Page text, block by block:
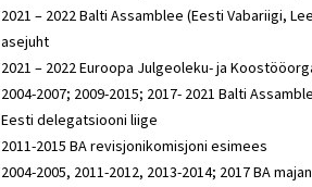
2021 – 2022 Balti Assamblee (Eesti Vabariigi,
asejuht
2021 – 2022Euroopa Julgeoleku- ja
2004-2007; 2009-2015; 2017- 2021 Balti
Eesti delegatsiooni liige
2011-2015 BA revisjonikomisjoni esimees
2004-2005, 2011-2012, 2013-2014; 2017 BA